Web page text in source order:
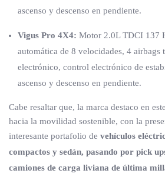
ascenso y descenso en pendiente.
Vigus Pro 4X4: Motor 2.0L TDCI 137
automática de 8 velocidades, 4 airbags
electrónico, control electrónico de
ascenso y descenso en pendiente.
Cabe resaltar que, la marca destaco en
hacia la movilidad sostenible, con la
interesante portafolio de vehículos
compactos y sedán, pasando por pick
camiones de carga liviana de última